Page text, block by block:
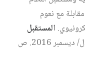
مع نعوم
المستقبل
: السنة 39، العدد 454، كانون الأول/ ديسمبر 2016. ص